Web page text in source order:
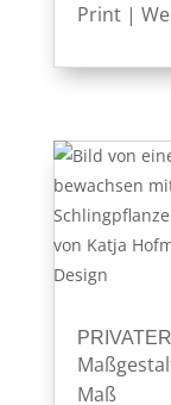
Print|
Maß